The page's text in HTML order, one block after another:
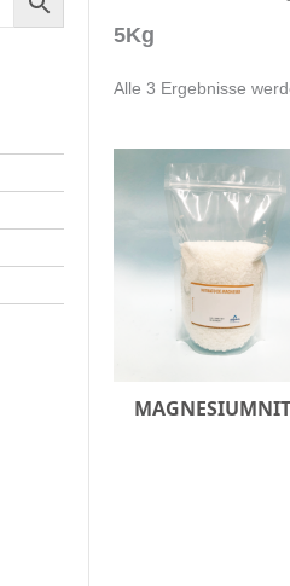
5Kg
Alle 3 Ergebnisse